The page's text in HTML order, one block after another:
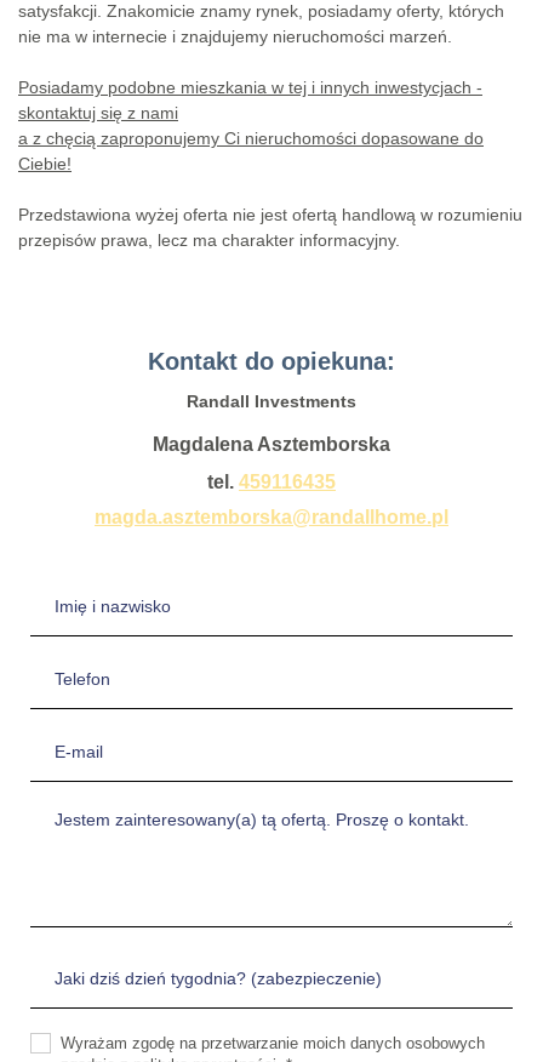
satysfakcji. Znakomicie znamy rynek, posiadamy oferty, których
nie ma w internecie i znajdujemy nieruchomości marzeń.
Posiadamy podobne mieszkania w tej i innych inwestycjach -
skontaktuj się z nami
a z chęcią zaproponujemy Ci nieruchomości dopasowane do
Ciebie!
Przedstawiona wyżej oferta nie jest ofertą handlową w rozumieniu
przepisów prawa, lecz ma charakter informacyjny.
Kontakt do opiekuna:
Randall Investments
Magdalena Asztemborska
tel. 459116435
magda.asztemborska@randallhome.pl
Wyrażam zgodę na przetwarzanie moich danych osobowych